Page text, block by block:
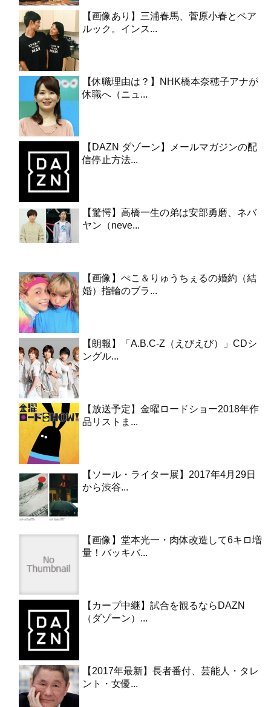
【画像あり】三浦春馬、菅原小春とペア
ルック。インス...
【休職理由は？】NHK橋本奈穂子アナが
休職へ（ニュ...
【DAZN ダゾーン】メールマガジンの配
信停止方法...
【驚愕】高橋一生の弟は安部勇磨、ネバ
ヤン（neve...
【画像】ぺこ＆りゅうちぇるの婚約（結
婚）指輪のブラ...
【朗報】「A.B.C-Z（えびえび）」CDシ
ングル...
【放送予定】金曜ロードショー2018年作
品リストま...
【ソール・ライター展】2017年4月29日
から渋谷...
【画像】堂本光一・肉体改造して6キロ増
量！バッキバ...
【カープ中継】試合を観るならDAZN
（ダゾーン）...
【2017年最新】長者番付、芸能人・タレ
ント・女優...